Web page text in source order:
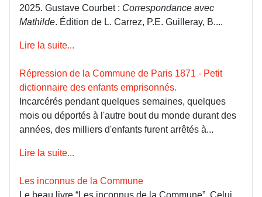
2025. Gustave Courbet : Correspondance avec
Mathilde. Édition de L. Carrez, P.E. Guilleray, B....
Lire la suite...
Répression de la Commune de Paris 1871 - Petit
dictionnaire des enfants emprisonnés.
Incarcérés pendant quelques semaines, quelques
mois ou déportés à l'autre bout du monde durant des
années, des milliers d'enfants furent arrêtés à...
Lire la suite...
Les inconnus de la Commune